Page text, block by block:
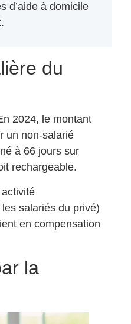
d’aide à domicile
du
2024, le montant
un non-salarié
à 66 jours sur
rechargeable.
les salariés du privé)
en compensation
la